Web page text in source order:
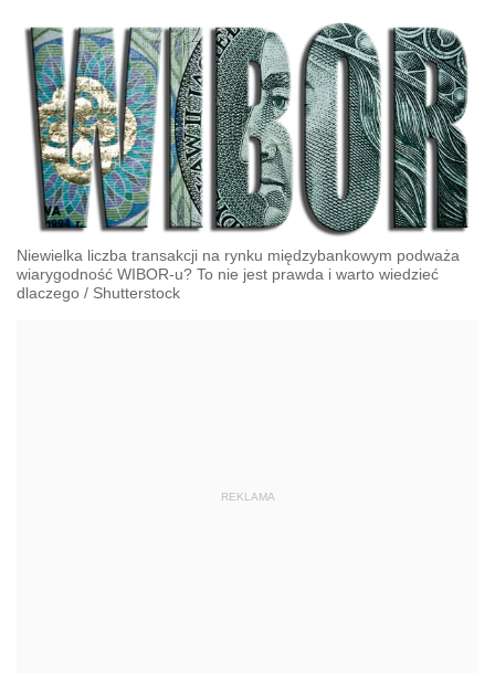
Niewielka liczba transakcji na rynku międzybankowym podważa
wiarygodność WIBOR-u? To nie jest prawda i warto wiedzieć
dlaczego / Shutterstock